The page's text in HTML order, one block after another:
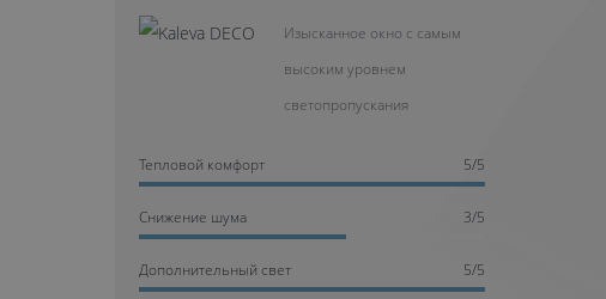
Изысканное окно с самым
высоким уровнем
светопропускания
Тепловой комфорт 5/5
Cнижение шума 3/5
Дополнительный свет 5/5